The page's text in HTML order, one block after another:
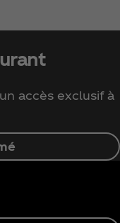
accès exclusif à